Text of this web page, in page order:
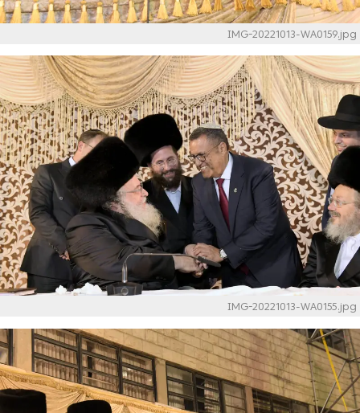
IMG-20221013-WA0159.jpg
IMG-20221013-WA0155.jpg